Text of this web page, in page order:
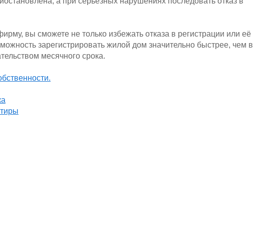
вы сможете не только избежать отказа в регистрации или её
зарегистрировать жилой дом значительно быстрее, чем в
месячного срока.